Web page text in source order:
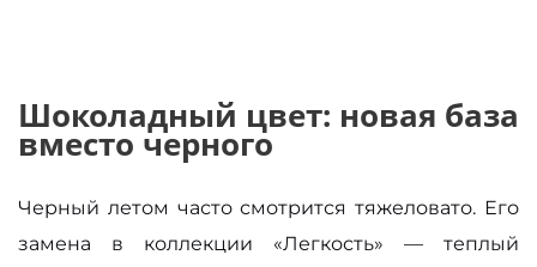
Шоколадный цвет: новая база
вместо черного
Черный летом часто смотрится тяжеловато. Его
замена в коллекции «Легкость» — теплый